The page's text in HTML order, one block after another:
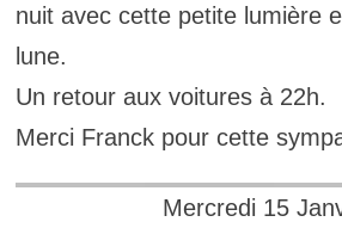
nuit avec cette petite lumière
lune.
Un retour aux voitures à 22h.
Merci Franck pour cette
Mercredi 15